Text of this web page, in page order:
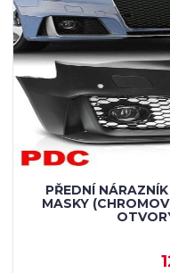
PŘEDNÍ
MASKY